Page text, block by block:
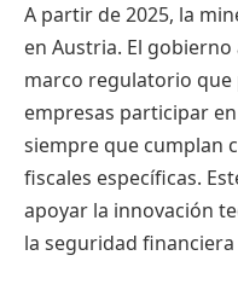
A partir de 2025, la
en Austria. El
marco regulatorio
empresas participar
siempre que cumplan
fiscales específicas.
apoyar la innovación
la seguridad